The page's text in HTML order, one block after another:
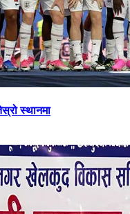
स्थानमा